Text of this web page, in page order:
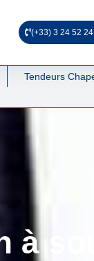
(+33) 3 24 52
Tendeurs